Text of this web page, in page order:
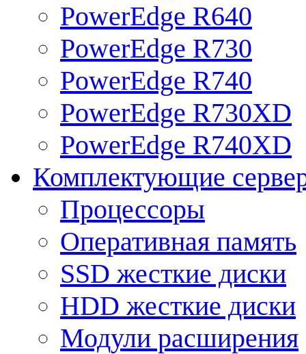
PowerEdge R640
PowerEdge R730
PowerEdge R740
PowerEdge R730XD
PowerEdge R740XD
Комплектующие
Процессоры
Оперативная память
SSD жесткие диски
HDD жесткие диски
Модули расширения